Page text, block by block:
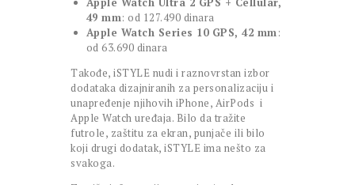
49 mm: od 127.490 dinara
Apple Watch Series 10 GPS, 42 mm:
od 63.690 dinara
Takođe, iSTYLE nudi i raznovrstan izbor
dodataka dizajniranih za personalizaciju i
unapređenje njihovih iPhone, AirPods i
Apple Watch uređaja. Bilo da tražite
futrole, zaštitu za ekran, punjače ili bilo
koji drugi dodatak, iSTYLE ima nešto za
svakoga.